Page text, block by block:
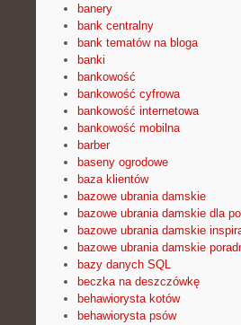
banery
bank centralny
bank tematów na bloga
banki
bankowość
bankowość cyfrowa
bankowość internetowa
bankowość mobilna
barber
baseny ogrodowe
baza klientów
bazowe ubrania damskie
bazowe ubrania damskie dla
bazowe ubrania damskie
bazowe ubrania damskie
bazy danych SQL
beczka na deszczówkę
behawiorysta kotów
behawiorysta psów